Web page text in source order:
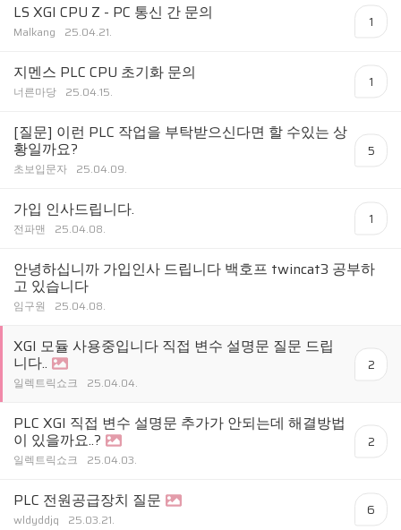
LS XGI CPU Z - PC 통신 간 문의
Malkang 25.04.21.
1
지멘스 PLC CPU 초기화 문의
너른마당 25.04.15.
1
[질문] 이런 PLC 작업을 부탁받으신다면 할 수있는 상
황일까요?
초보입문자 25.04.09.
5
가입 인사드립니다.
전파맨 25.04.08.
1
안녕하십니까 가입인사 드립니다 백호프 twincat3 공부하
고 있습니다
임구원 25.04.08.
XGI 모듈 사용중입니다 직접 변수 설명문 질문 드립
니다..
일렉트릭쇼크 25.04.04.
2
PLC XGI 직접 변수 설명문 추가가 안되는데 해결방법
이 있을까요..?
일렉트릭쇼크 25.04.03.
2
PLC 전원공급장치 질문
wldyddjq 25.03.21.
6